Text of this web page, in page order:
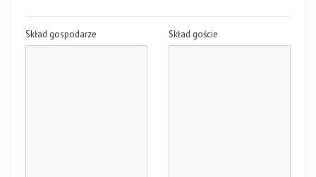
Skład gospodarze Skład goście